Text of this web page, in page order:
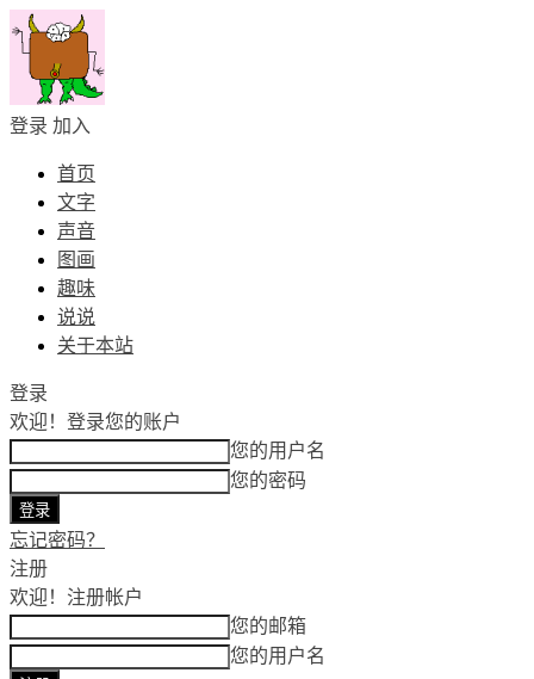
登录 加入
首页
文字
声音
图画
趣味
说说
关于本站
登录
欢迎！ 登录您的账户
您的用户名
您的密码
忘记密码？
注册
欢迎！ 注册帐户
您的邮箱
您的用户名